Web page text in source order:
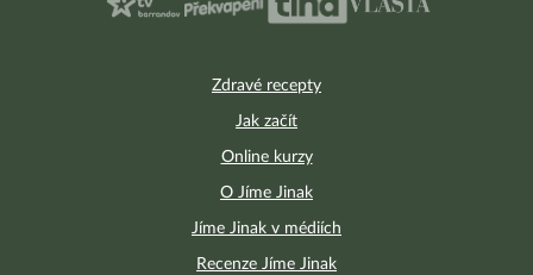
Zdravé recepty
Jak začít
Online kurzy
O Jíme Jinak
Jíme Jinak v médiích
Recenze Jíme Jinak